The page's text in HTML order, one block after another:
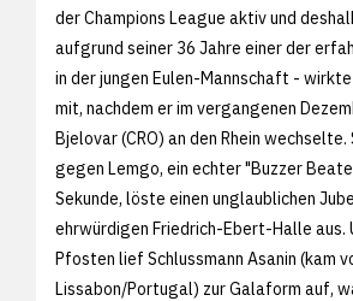
der Champions League aktiv und
aufgrund seiner 36 Jahre einer der
in der jungen Eulen-Mannschaft -
mit, nachdem er im vergangenen
Bjelovar (CRO) an den Rhein
gegen Lemgo, ein echter "Buzzer
Sekunde, löste einen unglaublichen
ehrwürdigen Friedrich-Ebert-Halle aus.
Pfosten lief Schlussmann Asanin (kam
Lissabon/Portugal) zur Galaform auf,